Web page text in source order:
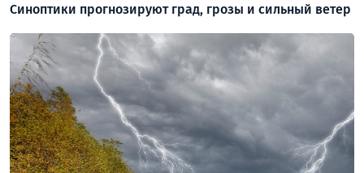
Синоптики прогнозируют град, грозы и сильный ветер